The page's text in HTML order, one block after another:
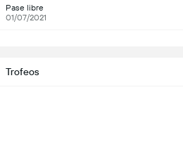
Pase libre
01/07/2021
Trofeos